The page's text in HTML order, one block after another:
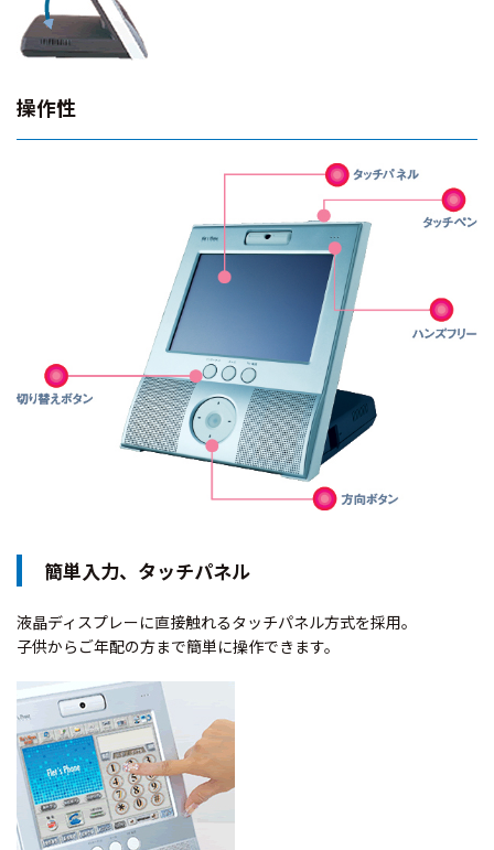
操作性
簡単入力、タッチパネル
液晶ディスプレーに直接触れるタッチパネル方式を採用。
子供からご年配の方まで簡単に操作できます。